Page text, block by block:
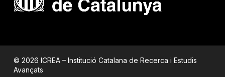
© 2026 ICREA – Institució Catalana de Recerca i Estudis
Avançats